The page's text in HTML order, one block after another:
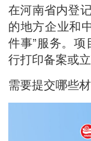
在河南省内登
的地方企业和
件事”服务。
行打印备案或立
需要提交哪些